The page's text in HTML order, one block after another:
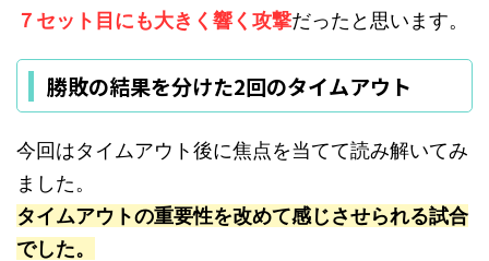
７セット目にも大きく響く攻撃だったと思います。
勝敗の結果を分けた2回のタイムアウト
今回はタイムアウト後に焦点を当てて読み解いてみ
ました。
タイムアウトの重要性を改めて感じさせられる試合
でした。